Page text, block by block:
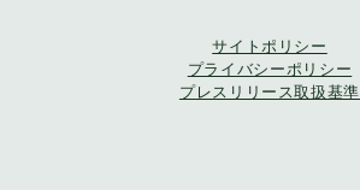
サイトポリシー
プライバシーポリシー
プレスリリース取扱基準